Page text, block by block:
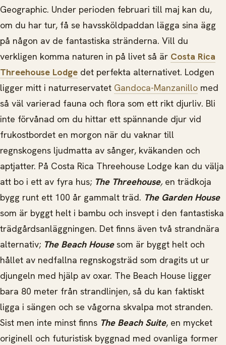
Geographic. Under perioden februari till maj kan du,
om du har tur, få se havssköldpaddan lägga sina ägg
på någon av de fantastiska stränderna. Vill du
verkligen komma naturen in på livet så är Costa Rica
Threehouse Lodge det perfekta alternativet. Lodgen
ligger mitt i naturreservatet Gandoca-Manzanillo med
så väl varierad fauna och flora som ett rikt djurliv. Bli
inte förvånad om du hittar ett spännande djur vid
frukostbordet en morgon när du vaknar till
regnskogens ljudmatta av sånger, kväkanden och
aptjatter. På Costa Rica Threehouse Lodge kan du välja
att bo i ett av fyra hus; The Threehouse,en trädkoja
bygg runt ett 100 år gammalt träd. The Garden House
som är byggt helt i bambu och insvept i den fantastiska
trädgårdsanläggningen. Det finns även två strandnära
alternativ; The Beach Housesom är byggt helt och
hållet av nedfallna regnskogsträd som dragits ut ur
djungeln med hjälp av oxar. The Beach House ligger
bara 80 meter från strandlinjen, så du kan faktiskt
ligga i sängen och se vågorna skvalpa mot stranden.
Sist men inte minst finns The Beach Suite, en mycket
originell och futuristisk byggnad med ovanliga former